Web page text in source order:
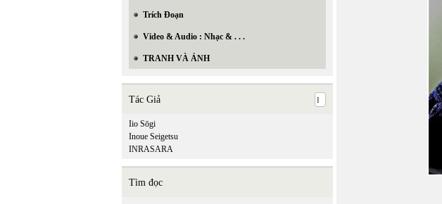
Trích Đoạn
Video & Audio : Nhạc & . . .
TRANH VÀ ẢNH
Tác Giả
Iio Sōgi
Inoue Seigetsu
INRASARA
Tìm đọc